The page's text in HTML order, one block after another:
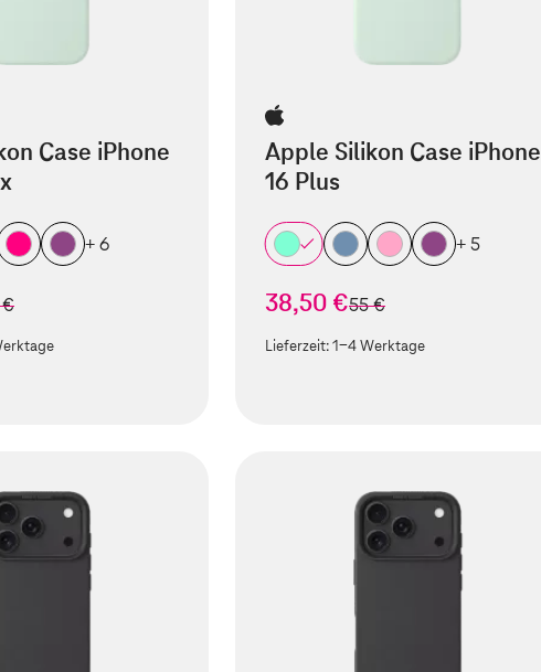
Case iPhone
+ 6
€
Apple Silikon Case iPhone
16 Plus
+ 5
38,50 €statt
55 €
Lieferzeit:1-4 Werktage